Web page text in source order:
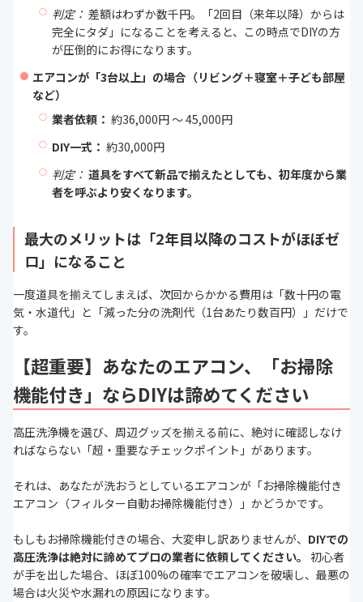
判定： 差額はわずか数千円。「2回目（来年以降）からは
完全にタダ」になることを考えると、この時点でDIYの方
が圧倒的にお得になります。
エアコンが「3台以上」の場合（リビング＋寝室＋子ども部屋
など）
業者依頼： 約36,000円 〜 45,000円
DIY一式： 約30,000円
判定： 道具をすべて新品で揃えたとしても、初年度から業
者を呼ぶより安くなります。
最大のメリットは「2年目以降のコストがほぼゼ
ロ」になること
一度道具を揃えてしまえば、次回からかかる費用は「数十円の電
気・水道代」と「減った分の洗剤代（1台あたり数百円）」だけで
す。
【超重要】あなたのエアコン、「お掃除
機能付き」ならDIYは諦めてください
高圧洗浄機を選び、周辺グッズを揃える前に、絶対に確認しなけ
ればならない「超・重要なチェックポイント」があります。
それは、あなたが洗おうとしているエアコンが「お掃除機能付き
エアコン（フィルター自動お掃除機能付き）」かどうかです。
もしもお掃除機能付きの場合、大変申し訳ありませんが、 DIYでの
高圧洗浄は絶対に諦めてプロの業者に依頼してください。 初心者
が手を出した場合、ほぼ100%の確率でエアコンを破壊し、最悪の
場合は火災や水漏れの原因になります。